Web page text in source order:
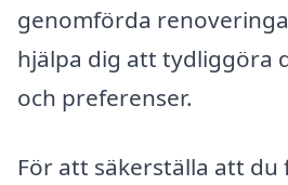
genomförda
hjälpa dig att tydliggöra
och preferenser.
För att säkerställa att du